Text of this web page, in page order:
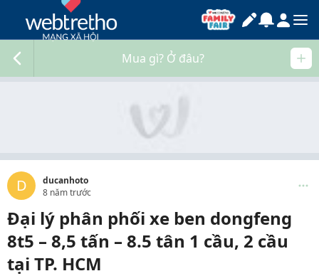
Mua gì? Ở đâu?
D
ducanhoto
8 năm trước
Đại lý phân phối xe ben dongfeng
8t5 – 8,5 tấn – 8.5 tân 1 cầu, 2 cầu
tại TP. HCM